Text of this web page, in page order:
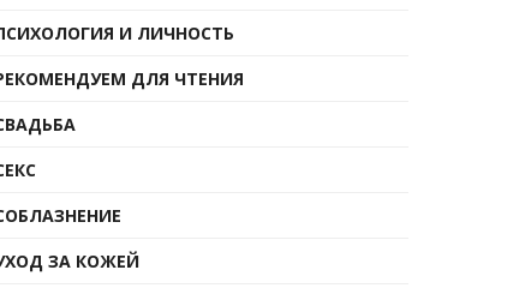
И ЛИЧНОСТЬ
ДЛЯ ЧТЕНИЯ
ЗА КОЖЕЙ